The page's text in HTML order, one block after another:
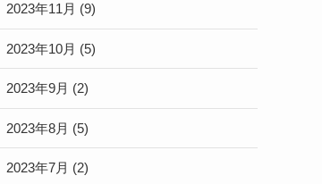
2023年11月 (9)
2023年10月 (5)
2023年9月 (2)
2023年8月 (5)
2023年7月 (2)